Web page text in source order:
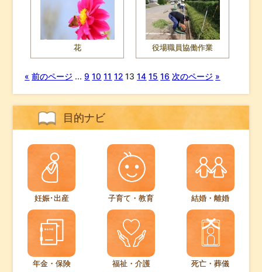
花 役場職員協働作業
« 前のページ ... 9 10 11 12 1314 15 16 次のページ »
目的ナビ
妊娠･出産 子育て・教育 結婚・離婚
年金・保険 福祉・介護 死亡・葬儀